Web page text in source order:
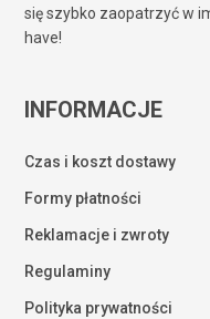
się szybko zaopatrzyć w
have!
INFORMACJE
Czas i koszt dostawy
Formy płatności
Reklamacje i zwroty
Regulaminy
Polityka prywatności